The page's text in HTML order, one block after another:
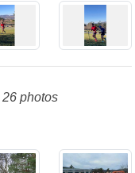
26 photos